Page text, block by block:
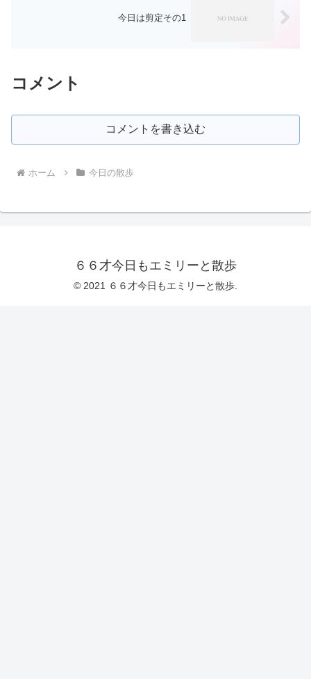
今日は剪定その1
コメント
コメントを書き込む
ホーム 今日の散歩
６６才今日もエミリーと散歩
© 2021 ６６才今日もエミリーと散歩.